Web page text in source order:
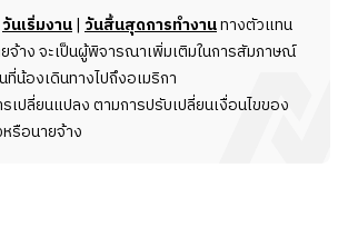
:เป็นหน้าตาของร้านในการต้อนรับลูกค้า
วยความเป็นกันเองและรวดเร็ว
รับออร์เดอร์อาหารและเครื่องดื่มจากลูกค้า
ะชัดเจน
ทำความสะอาดและจัดเตรียมโต๊ะให้พร้อม
ร็วและถูกต้อง
วันเริ่มงาน| วันสิ้นสุดการทำงานทางตัวแทน
จ้าง จะเป็นผู้พิจารณาเพิ่มเติมในการสัมภาษณ์
น้องเดินทางไปถึงอเมริกา
เปลี่ยนแปลง ตามการปรับเปลี่ยนเงื่อนไขของ
รือนายจ้าง